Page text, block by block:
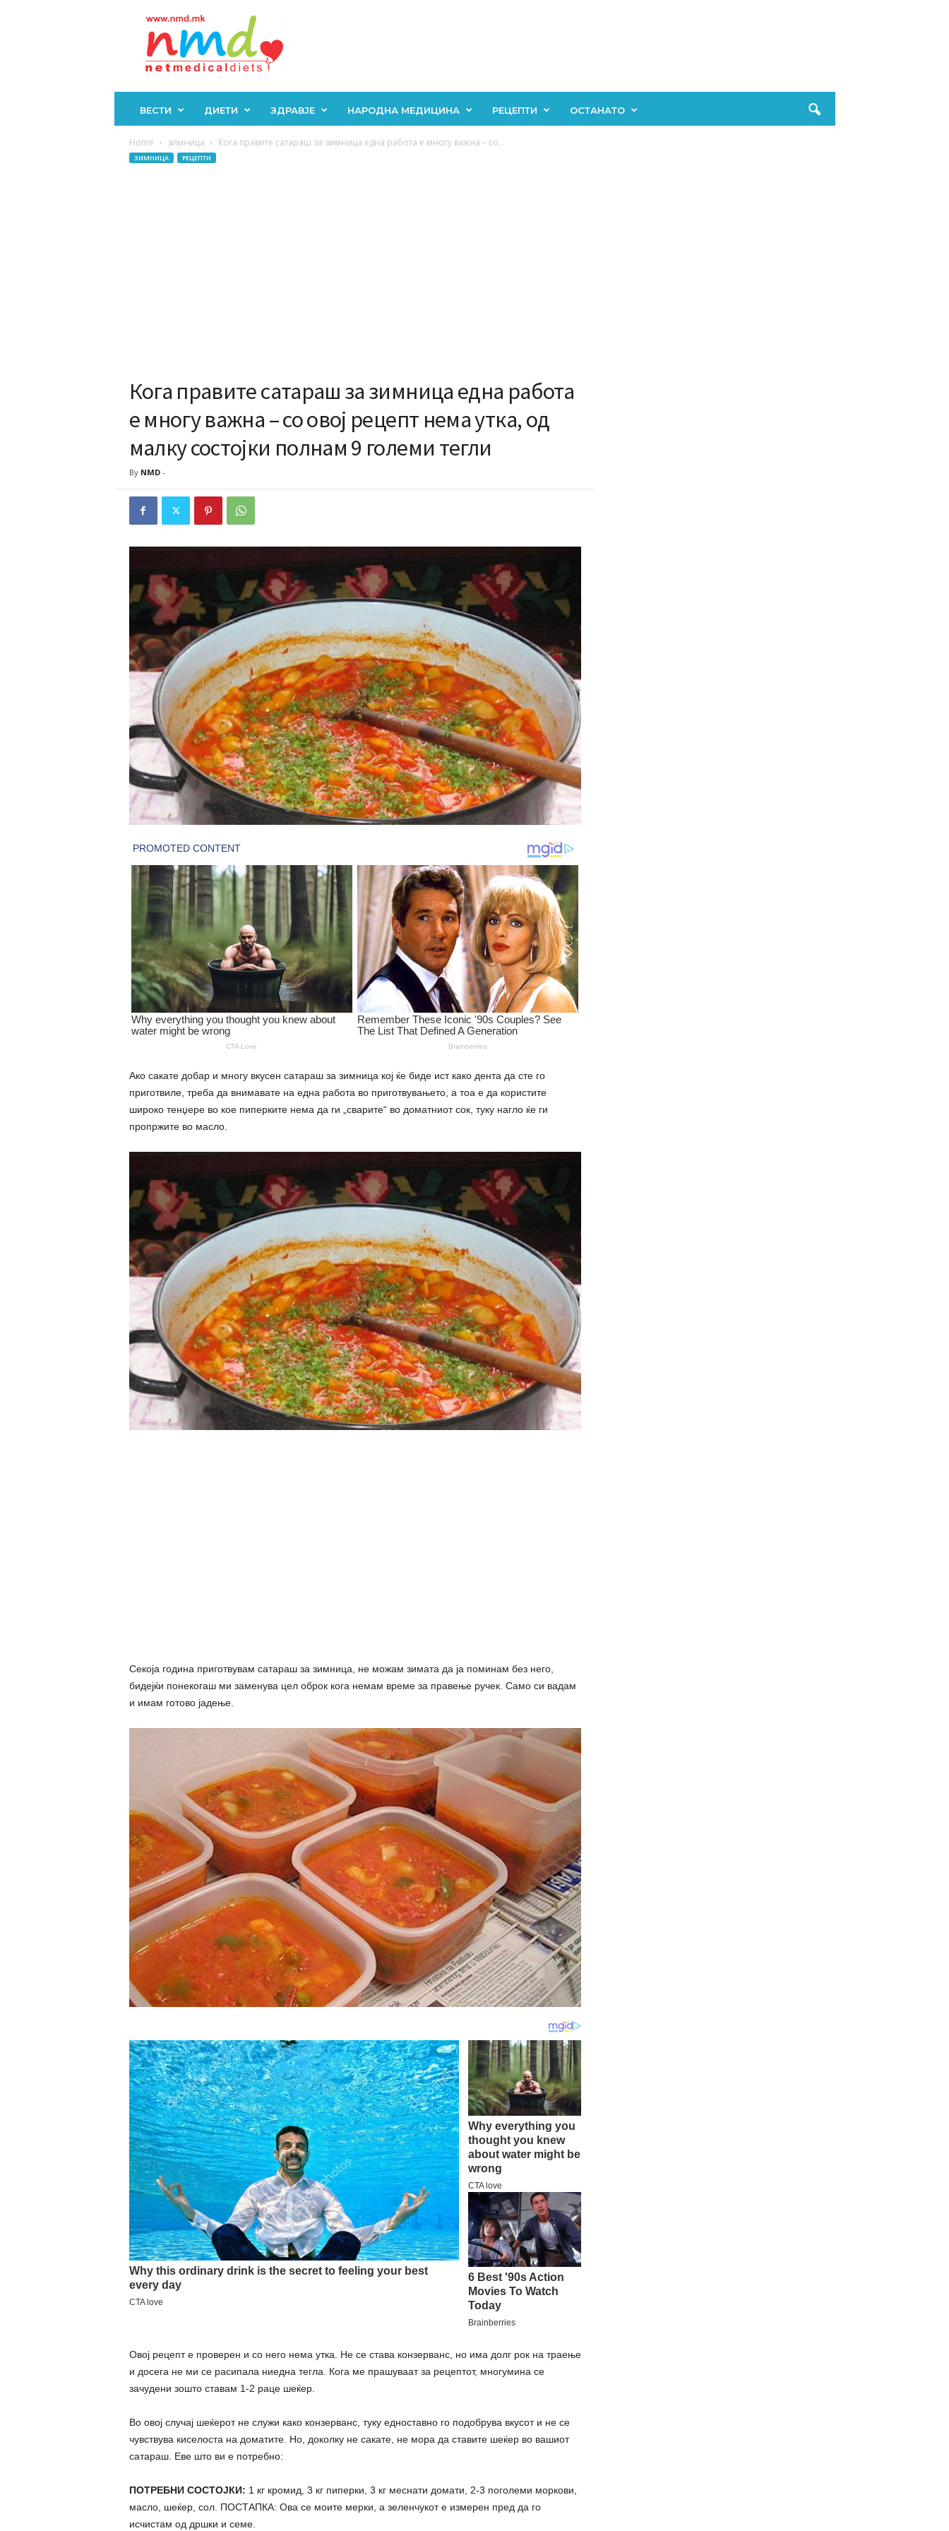
ВЕСТИ ДИЕТИ ЗДРАВЈЕ НАРОДНА МЕДИЦИНА РЕЦЕПТИ ОСТАНАТО
Home зимница Кога правите сатараш за зимница една работа е многу важна – со...
ЗИМНИЦА РЕЦЕПТИ
Кога правите сатараш за зимница една работа
е многу важна – со овој рецепт нема утка, од
малку состојки полнам 9 големи тегли
By NMD-
Ако сакате добар и многу вкусен сатараш за зимница кој ќе биде ист како дента да сте го
приготвиле, треба да внимавате на една работа во приготвувањето, а тоа е да користите
широко тенџере во кое пиперките нема да ги „сварите“ во доматниот сок, туку нагло ќе ги
пропржите во масло.
Секоја година приготвувам сатараш за зимница, не можам зимата да ја поминам без него,
бидејќи понекогаш ми заменува цел оброк кога немам време за правење ручек. Само си вадам
и имам готово јадење.
Овој рецепт е проверен и со него нема утка. Не се става конзерванс, но има долг рок на траење
и досега не ми се расипала ниедна тегла. Кога ме прашуваат за рецептот, многумина се
зачудени зошто ставам 1-2 раце шеќер.
Во овој случај шеќерот не служи како конзерванс, туку едноставно го подобрува вкусот и не се
чувствува киселоста на доматите. Но, доколку не сакате, не мора да ставите шеќер во вашиот
сатараш. Еве што ви е потребно:
ПОТРЕБНИ СОСТОЈКИ: 1 кг кромид, 3 кг пиперки, 3 кг меснати домати, 2-3 поголеми моркови,
масло, шеќер, сол. ПОСТАПКА: Ова се моите мерки, а зеленчукот е измерен пред да го
исчистам од дршки и семе.